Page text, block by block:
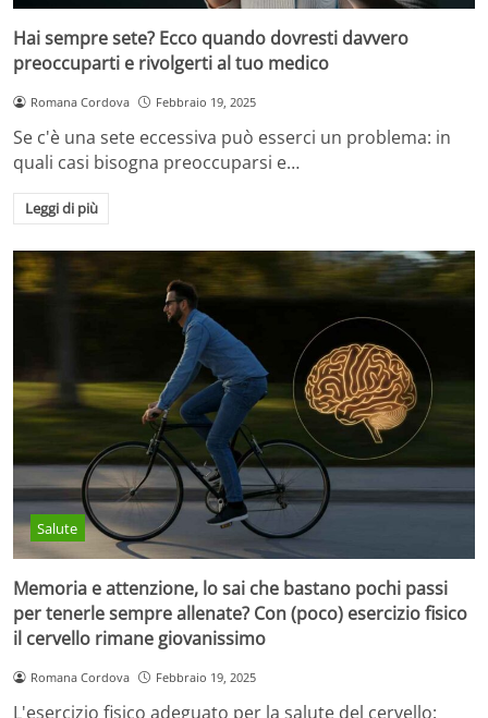
Hai sempre sete? Ecco quando dovresti davvero
preoccuparti e rivolgerti al tuo medico
Romana Cordova Febbraio 19, 2025
Se c'è una sete eccessiva può esserci un problema: in
quali casi bisogna preoccuparsi e…
Leggi di più
Salute
Memoria e attenzione, lo sai che bastano pochi passi
per tenerle sempre allenate? Con (poco) esercizio fisico
il cervello rimane giovanissimo
Romana Cordova Febbraio 19, 2025
L'esercizio fisico adeguato per la salute del cervello: